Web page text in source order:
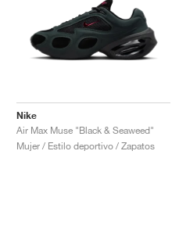
Nike
Air Max Muse "Black & Seaweed"
Mujer / Estilo deportivo / Zapatos